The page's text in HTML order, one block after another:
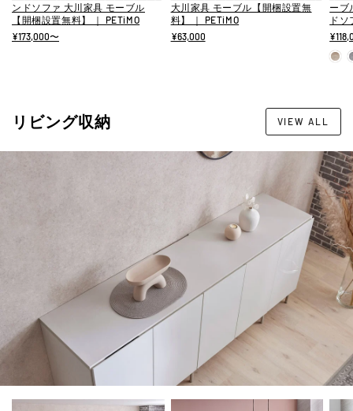
ンドソファ 大川家具 モーブル
【開梱設置無料】 ｜ PETiMO
¥173,000〜
大川家具 モーブル【開梱設置無
料】 ｜ PETiMO
¥63,000
ーブ
ドソ
リビング収納 VIEW ALL